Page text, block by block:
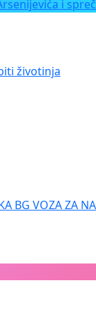
i
životinja
BG VOZA ZA